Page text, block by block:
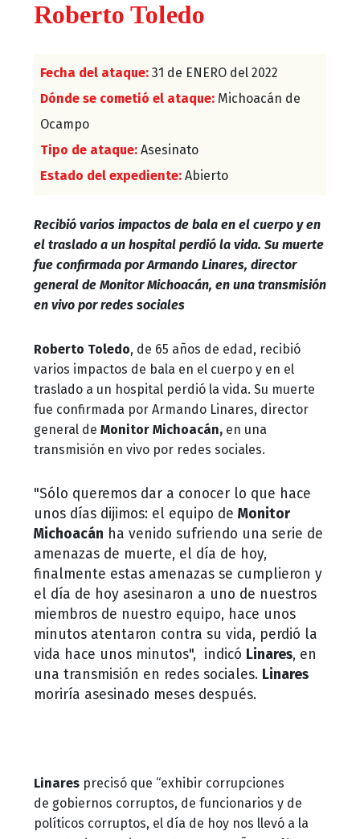
Roberto Toledo
Fecha del ataque: 31 de ENERO del 2022
Dónde se cometió el ataque: Michoacán de
Ocampo
Tipo de ataque: Asesinato
Estado del expediente: Abierto
Recibió varios impactos de bala en el cuerpo y en
el traslado a un hospital perdió la vida. Su muerte
fue confirmada por Armando Linares, director
general de Monitor Michoacán, en una transmisión
en vivo por redes sociales
Roberto Toledo, de 65 años de edad, recibió
varios impactos de bala en el cuerpo y en el
traslado a un hospital perdió la vida. Su muerte
fue confirmada por Armando Linares, director
general de Monitor Michoacán, en una
transmisión en vivo por redes sociales.
"Sólo queremos dar a conocer lo que hace
unos días dijimos: el equipo de Monitor
Michoacán ha venido sufriendo una serie de
amenazas de muerte, el día de hoy,
finalmente estas amenazas se cumplieron y
el día de hoy asesinaron a uno de nuestros
miembros de nuestro equipo, hace unos
minutos atentaron contra su vida, perdió la
vida hace unos minutos", indicó Linares, en
una transmisión en redes sociales. Linares
moriría asesinado meses después.
Linares precisó que “exhibir corrupciones
de gobiernos corruptos, de funcionarios y de
políticos corruptos, el día de hoy nos llevó a la